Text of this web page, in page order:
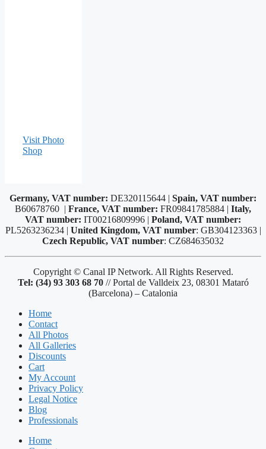
Visit Photo
Shop
Germany, VAT number: DE320115644 | Spain, VAT number:
B60678760 | France, VAT number: FR09841785884 | Italy,
VAT number: IT00216809996 | Poland, VAT number:
PL5263236234 | United Kingdom, VAT number: GB304123363 |
Czech Republic, VAT number: CZ684635032
Copyright © Canal IP Network. All Rights Reserved.
Tel: (34) 93 303 68 70// Portal de Valldeix 23, 08301 Mataró
(Barcelona) – Catalonia
Home
Contact
All Photos
All Galleries
Discounts
Cart
My Account
Privacy Policy
Legal Notice
Blog
Professionals
Home